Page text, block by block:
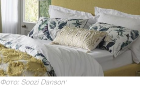
Фото: Soozi Danson'